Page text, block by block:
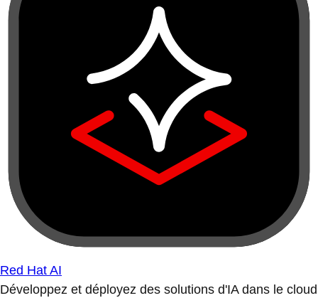
Red Hat AI
Développez et déployez des solutions d'IA dans le cloud